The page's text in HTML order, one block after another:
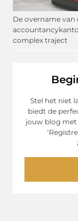
De overname van
complex traject
Stel het niet
biedt de
jouw blog met